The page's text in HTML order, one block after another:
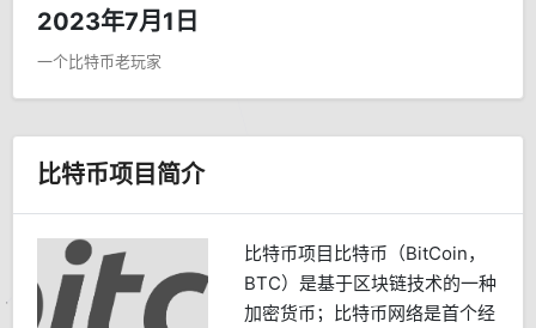
2023年7月1日
一个比特币老玩家
比特币项目简介
比特币项目比特币（BitCoin，
BTC）是基于区块链技术的一种
加密货币；比特币网络是首个经